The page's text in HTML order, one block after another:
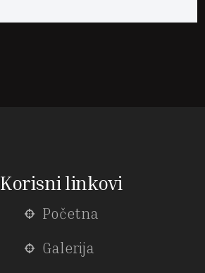
Korisni linkovi
Početna
Galerija